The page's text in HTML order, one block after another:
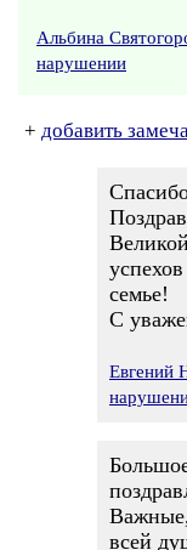
Альбина
нарушении
+ добавить
семье!
С
Евгений
всей